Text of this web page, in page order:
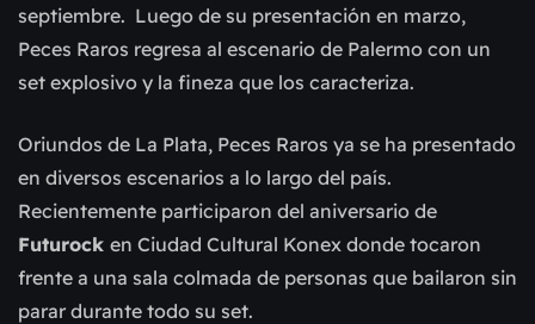
septiembre.  Luego de su presentación en marzo,
Peces Raros regresa al escenario de Palermo con un
set explosivo y la fineza que los caracteriza.
Oriundos de La Plata, Peces Raros ya se ha presentado
en diversos escenarios a lo largo del país.
Recientemente participaron del aniversario de
Futurock en Ciudad Cultural Konex donde tocaron
frente a una sala colmada de personas que bailaron sin
parar durante todo su set.